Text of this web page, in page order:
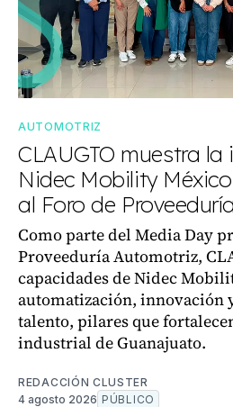
AUTOMOTRIZ
CLAUGTO muestra
Nidec Mobility
al Foro de
Como parte del Media Day
Proveeduría Automotriz,
capacidades de Nidec
automatización, innovación
talento, pilares que
industrial de Guanajuato.
REDACCIÓN CLUSTER
4 agosto 2026 PÚBLICO